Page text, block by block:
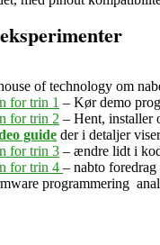
of technology om
for trin 1 – Kør demo
for trin 2 – Hent,
guide der i detaljer
for trin 3 – ændre lidt i
for trin 4 – nabto
programmering